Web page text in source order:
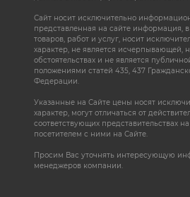
Сайт носит исключительно
представленная на сайте информация,
товаров, работ и услуг, носит
характер, не является исчерпывающей,
обстоятельствах и не является
положениями статей 435, 437
Федерации.
Указанные на Сайте цены носят
характер, могут отличаться от
соответствующих представительствах
посетителем с ними на Сайте.
Просим Вас уточнять интересующую
менеджеров компании.